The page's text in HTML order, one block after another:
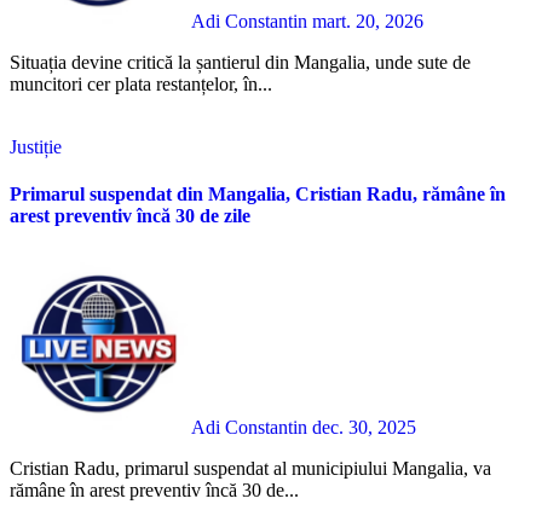
Adi Constantin mart. 20, 2026
Situația devine critică la șantierul din Mangalia, unde sute de
muncitori cer plata restanțelor, în...
Justiție
Primarul suspendat din Mangalia, Cristian Radu, rămâne în
arest preventiv încă 30 de zile
Adi Constantin dec. 30, 2025
Cristian Radu, primarul suspendat al municipiului Mangalia, va
rămâne în arest preventiv încă 30 de...